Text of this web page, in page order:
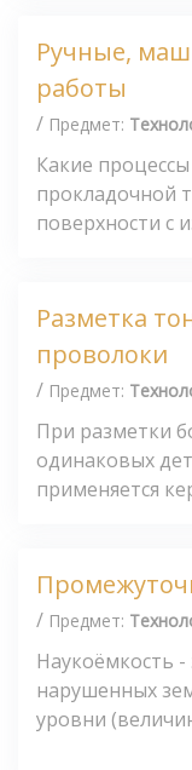
Ручные,
работы
/ Предмет:
Какие
прокладочной
поверхности с
Разметка
проволоки
/ Предмет:
При разметки
одинаковых
применяется
/ Предмет:
Наукоёмкость -
нарушенных
уровни